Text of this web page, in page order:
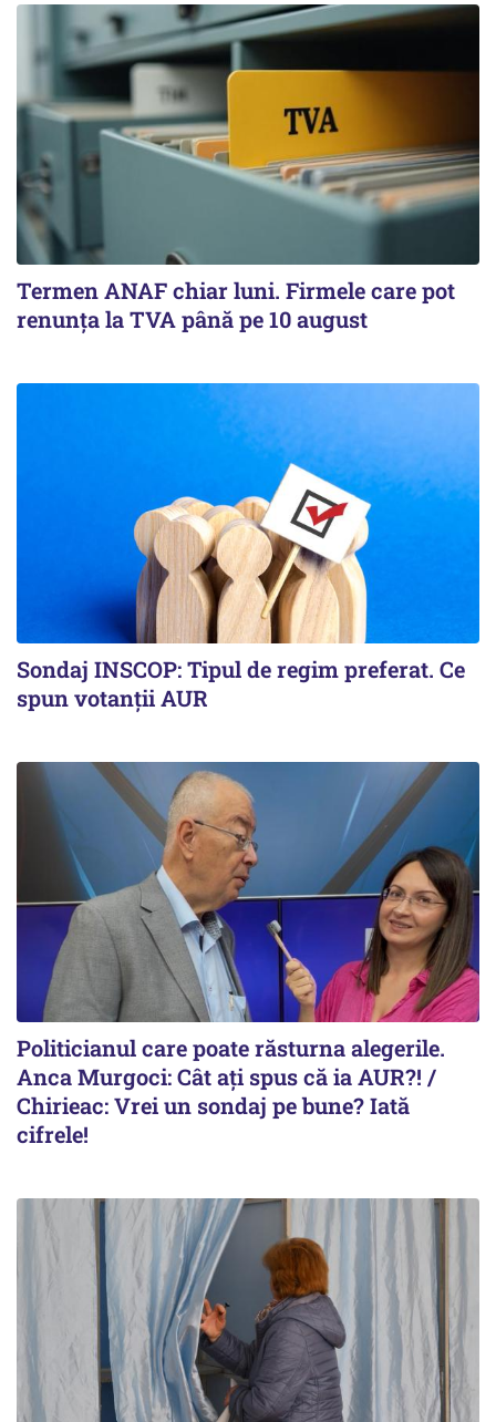
Termen ANAF chiar luni. Firmele care pot
renunța la TVA până pe 10 august
Sondaj INSCOP: Tipul de regim preferat. Ce
spun votanții AUR
Politicianul care poate răsturna alegerile.
Anca Murgoci: Cât ați spus că ia AUR?! /
Chirieac: Vrei un sondaj pe bune? Iată
cifrele!